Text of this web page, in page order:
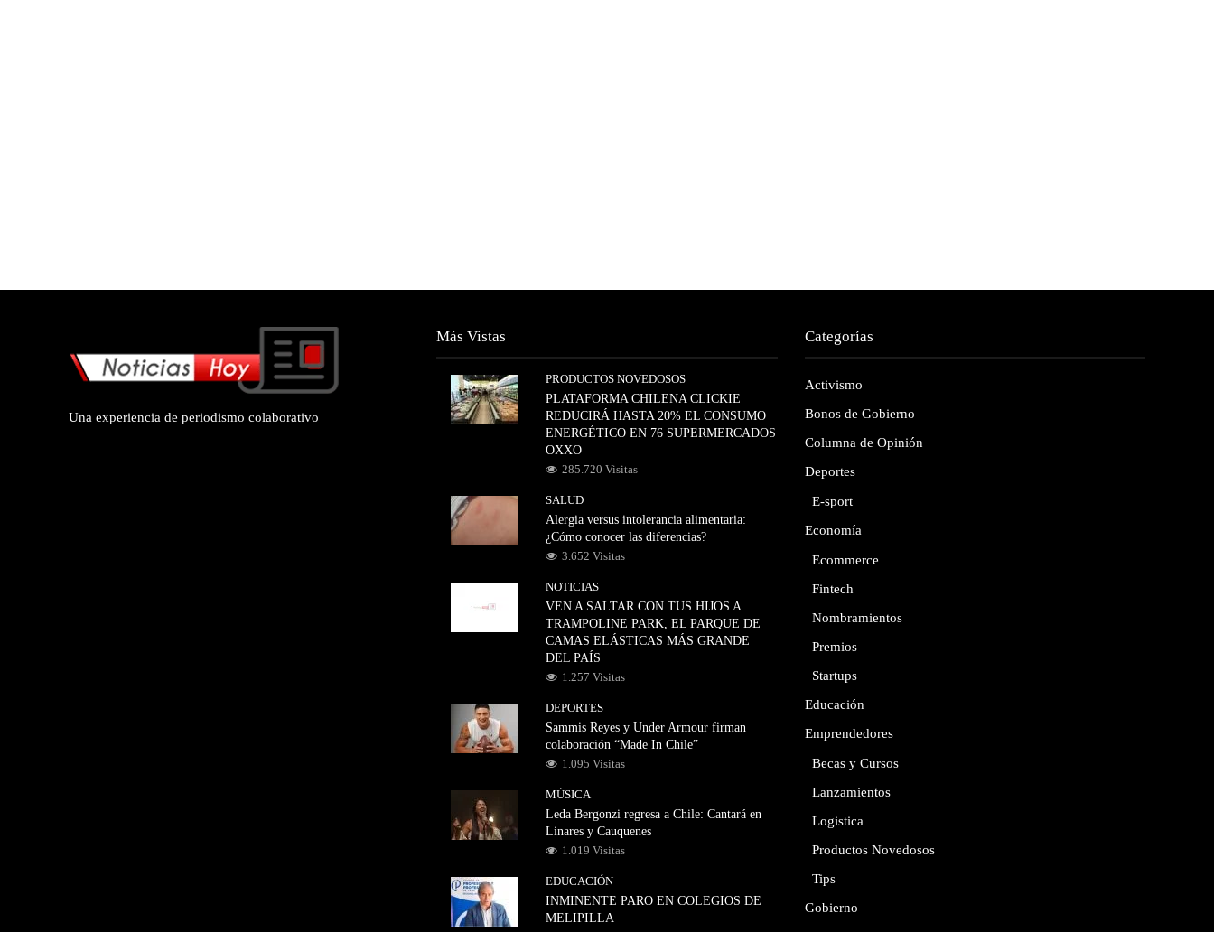
Una experiencia de periodismo colaborativo
Más Vistas
PRODUCTOS NOVEDOSOS
PLATAFORMA CHILENA CLICKIE
REDUCIRÁ HASTA 20% EL CONSUMO
ENERGÉTICO EN 76 SUPERMERCADOS
OXXO
285.720 Visitas
SALUD
Alergia versus intolerancia alimentaria:
¿Cómo conocer las diferencias?
3.652 Visitas
NOTICIAS
VEN A SALTAR CON TUS HIJOS A
TRAMPOLINE PARK, EL PARQUE DE
CAMAS ELÁSTICAS MÁS GRANDE
DEL PAÍS
1.257 Visitas
DEPORTES
Sammis Reyes y Under Armour firman
colaboración “Made In Chile”
1.095 Visitas
MÚSICA
Leda Bergonzi regresa a Chile: Cantará en
Linares y Cauquenes
1.019 Visitas
EDUCACIÓN
INMINENTE PARO EN COLEGIOS DE
MELIPILLA
Categorías
Activismo
Bonos de Gobierno
Columna de Opinión
Deportes
E-sport
Economía
Ecommerce
Fintech
Nombramientos
Premios
Startups
Educación
Emprendedores
Becas y Cursos
Lanzamientos
Logistica
Productos Novedosos
Tips
Gobierno